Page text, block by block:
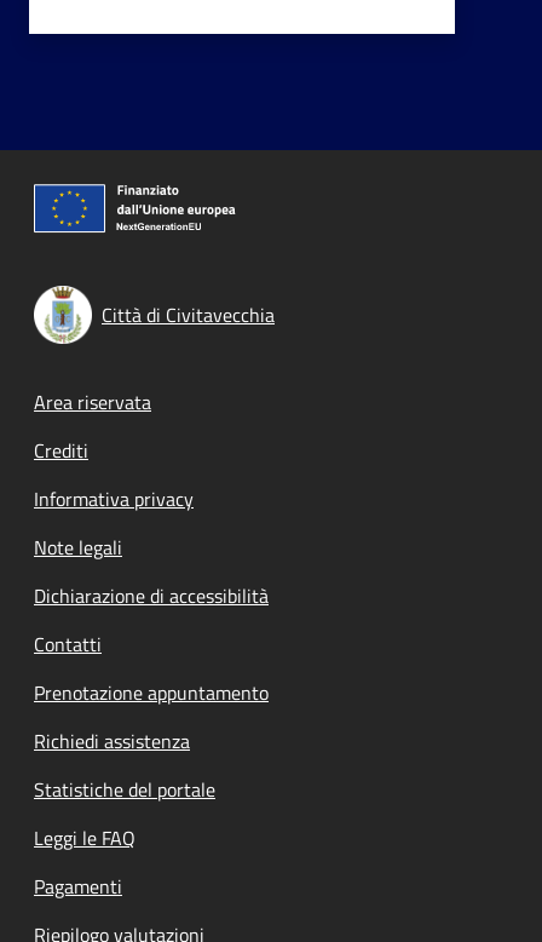
Città di Civitavecchia
Footer menu
Area riservata
Crediti
Informativa privacy
Note legali
Dichiarazione di accessibilità
Contatti
Prenotazione appuntamento
Richiedi assistenza
Statistiche del portale
Leggi le FAQ
Pagamenti
Riepilogo valutazioni